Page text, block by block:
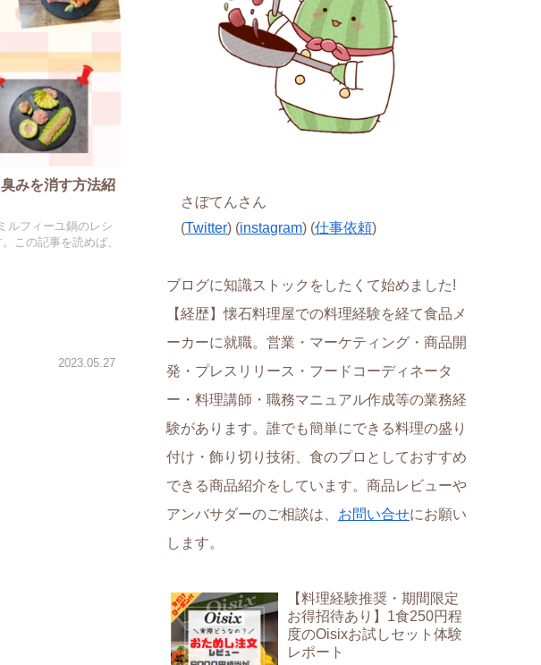
みを消す方法紹
ルフィーユ鍋のレシ
この記事を読めば、
2023.05.27
さぼてんさん
(Twitter) (instagram) (仕事依頼)
ブログに知識ストックをしたくて始めました!
【経歴】懐石料理屋での料理経験を経て食品メ
ーカーに就職。営業・マーケティング・商品開
発・プレスリリース・フードコーディネータ
ー・料理講師・職務マニュアル作成等の業務経
験があります。誰でも簡単にできる料理の盛り
付け・飾り切り技術、食のプロとしておすすめ
できる商品紹介をしています。商品レビューや
アンバサダーのご相談は、
お問い合せにお願い
します。
【料理経験推奨・期間限定
お得招待あり】1食250円程
度のOisixお試しセット体験
レポート